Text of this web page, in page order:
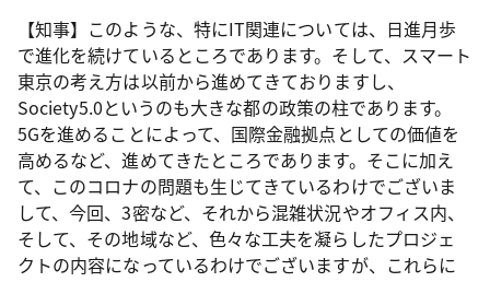
【知事】このような、特にIT関連については、日進月歩
で進化を続けているところであります。そして、スマート
東京の考え方は以前から進めてきておりますし、
Society5.0というのも大きな都の政策の柱であります。
5Gを進めることによって、国際金融拠点としての価値を
高めるなど、進めてきたところであります。そこに加え
て、このコロナの問題も生じてきているわけでございま
して、今回、3密など、それから混雑状況やオフィス内、
そして、その地域など、色々な工夫を凝らしたプロジェ
クトの内容になっているわけでございますが、これらに